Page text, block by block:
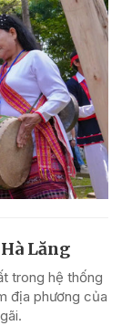
Lăng
trong hệ thống
địa phương của